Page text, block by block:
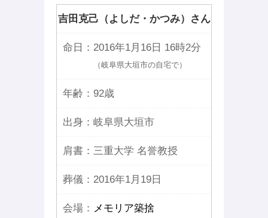
吉田克己（よしだ・かつみ）さん
命日： 2016年1月16日 16時2分
（岐阜県大垣市の自宅で）
年齢： 92歳
出身： 岐阜県大垣市
肩書： 三重大学 名誉教授
葬儀： 2016年1月19日
会場： メモリア築捨